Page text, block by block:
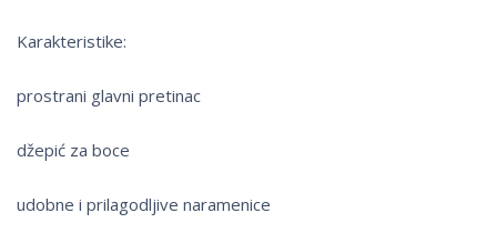
Karakteristike:
prostrani glavni pretinac
džepić za boce
udobne i prilagodljive naramenice